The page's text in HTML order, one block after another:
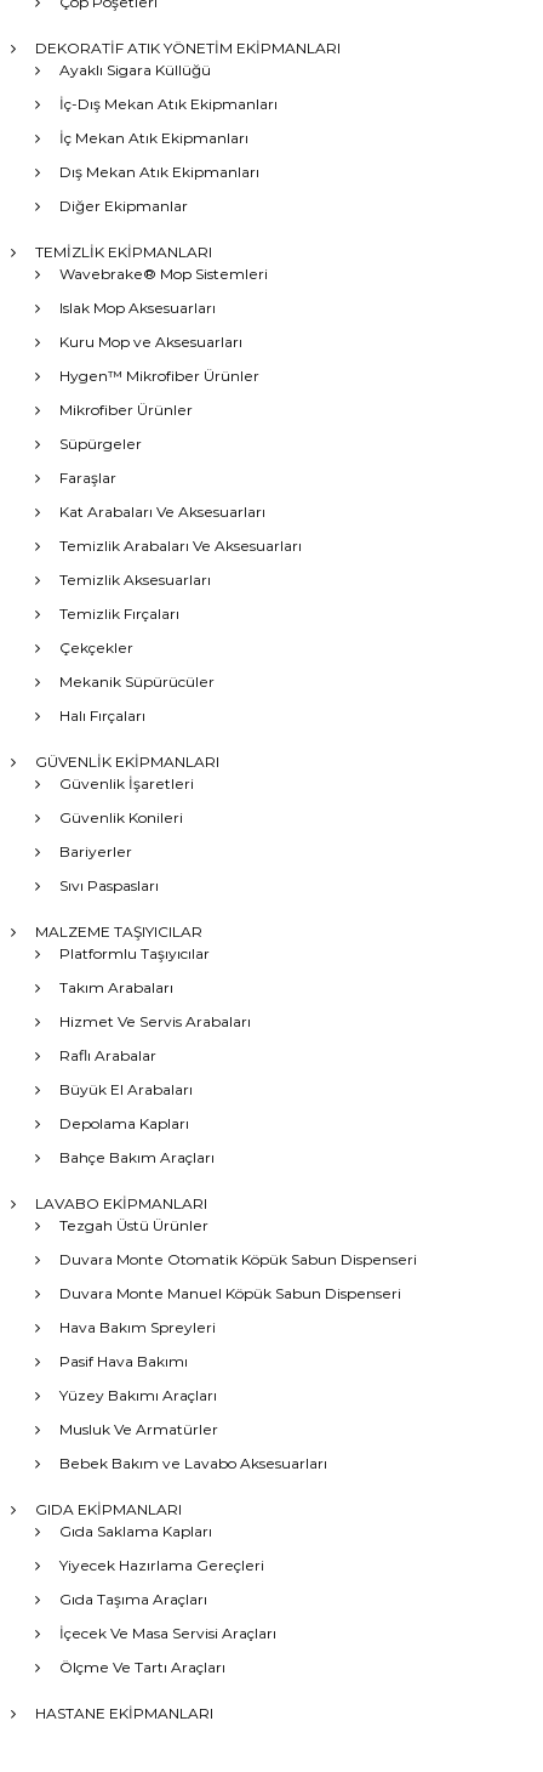
DEKORATİF ATIK YÖNETİM EKİPMANLARI
Ayaklı Sigara Küllüğü
İç-Dış Mekan Atık Ekipmanları
İç Mekan Atık Ekipmanları
Dış Mekan Atık Ekipmanları
Diğer Ekipmanlar
TEMİZLİK EKİPMANLARI
Wavebrake® Mop Sistemleri
Islak Mop Aksesuarları
Kuru Mop ve Aksesuarları
Hygen™ Mikrofiber Ürünler
Mikrofiber Ürünler
Süpürgeler
Faraşlar
Kat Arabaları Ve Aksesuarları
Temizlik Arabaları Ve Aksesuarları
Temizlik Aksesuarları
Temizlik Fırçaları
Çekçekler
Mekanik Süpürücüler
Halı Fırçaları
GÜVENLİK EKİPMANLARI
Güvenlik İşaretleri
Güvenlik Konileri
Bariyerler
Sıvı Paspasları
MALZEME TAŞIYICILAR
Platformlu Taşıyıcılar
Takım Arabaları
Hizmet Ve Servis Arabaları
Raflı Arabalar
Büyük El Arabaları
Depolama Kapları
Bahçe Bakım Araçları
LAVABO EKİPMANLARI
Tezgah Üstü Ürünler
Duvara Monte Otomatik Köpük Sabun Dispenseri
Duvara Monte Manuel Köpük Sabun Dispenseri
Hava Bakım Spreyleri
Pasif Hava Bakımı
Yüzey Bakımı Araçları
Musluk Ve Armatürler
Bebek Bakım ve Lavabo Aksesuarları
GIDA EKİPMANLARI
Gıda Saklama Kapları
Yiyecek Hazırlama Gereçleri
Gıda Taşıma Araçları
İçecek Ve Masa Servisi Araçları
Ölçme Ve Tartı Araçları
HASTANE EKİPMANLARI